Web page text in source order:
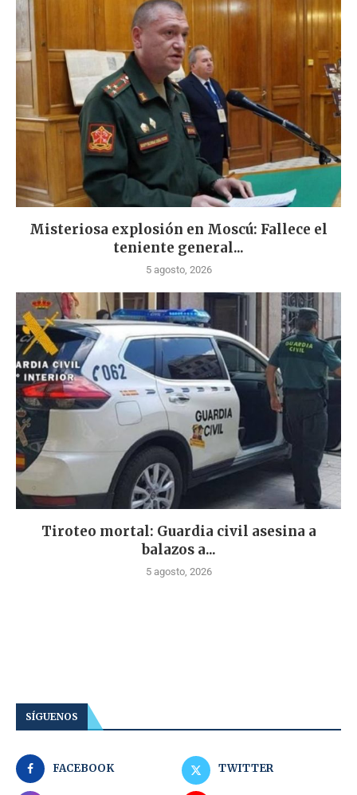
Misteriosa explosión en Moscú: Fallece el
teniente general...
5 agosto, 2026
Tiroteo mortal: Guardia civil asesina a
balazos a...
5 agosto, 2026
SÍGUENOS
FACEBOOK TWITTER